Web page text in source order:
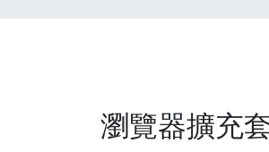
瀏覽器擴充